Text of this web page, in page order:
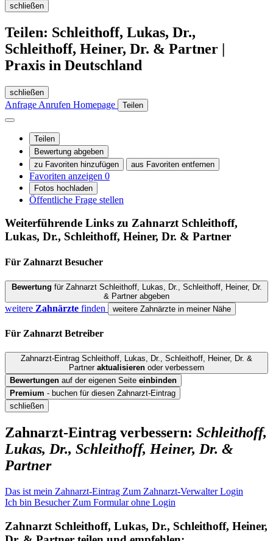
schließen
Teilen: Schleithoff, Lukas, Dr.,
Schleithoff, Heiner, Dr. & Partner |
Praxis in Deutschland
schließen
Anfrage Anrufen Homepage Teilen
Teilen
Bewertung abgeben
zu Favoriten hinzufügen
aus Favoriten entfernen
Favoriten anzeigen 0
Fotos hochladen
Öffentliche Frage stellen
Weiterführende Links zu Zahnarzt Schleithoff,
Lukas, Dr., Schleithoff, Heiner, Dr. & Partner
Für Zahnarzt Besucher
Bewertung für Zahnarzt Schleithoff, Lukas, Dr., Schleithoff, Heiner, Dr.
& Partner abgeben
weitere Zahnärzte finden weitere Zahnärzte in meiner Nähe
Für Zahnarzt Betreiber
Zahnarzt-Eintrag Schleithoff, Lukas, Dr., Schleithoff, Heiner, Dr. &
Partner aktualisieren oder verbessern
Bewertungen auf der eigenen Seite einbinden
Premium - buchen für diesen Zahnarzt-Eintrag
schließen
Zahnarzt-Eintrag verbessern: Schleithoff,
Lukas, Dr., Schleithoff, Heiner, Dr. &
Partner
Das ist mein Zahnarzt-Eintrag Zum Zahnarzt-Verwalter Login
Ich bin Besucher Zum Formular ohne Login
Zahnarzt Schleithoff, Lukas, Dr., Schleithoff, Heiner,